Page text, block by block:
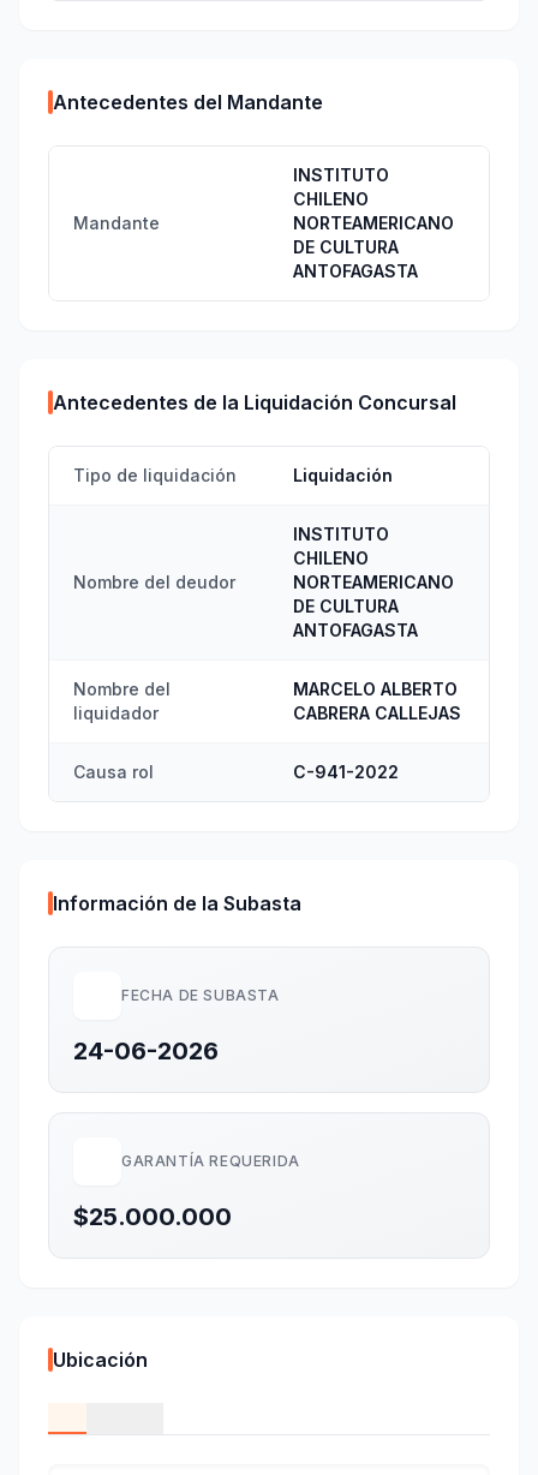
Antecedentes del Mandante
Mandante
INSTITUTO
CHILENO
NORTEAMERICANO
DE CULTURA
ANTOFAGASTA
Antecedentes de la Liquidación Concursal
Tipo de liquidación Liquidación
Nombre del deudor
INSTITUTO
CHILENO
NORTEAMERICANO
DE CULTURA
ANTOFAGASTA
Nombre del
liquidador
MARCELO ALBERTO
CABRERA CALLEJAS
Causa rol C-941-2022
Información de la Subasta
FECHA DE SUBASTA
24-06-2026
GARANTÍA REQUERIDA
$25.000.000
Ubicación